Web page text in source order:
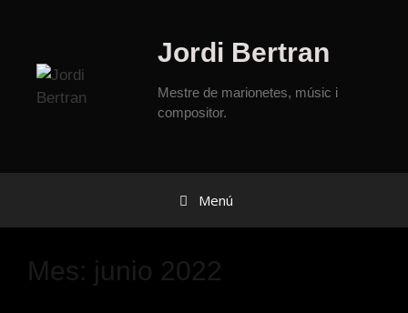
Jordi Bertran
Mestre de marionetes, músic i
compositor.
Menú
Mes: junio 2022